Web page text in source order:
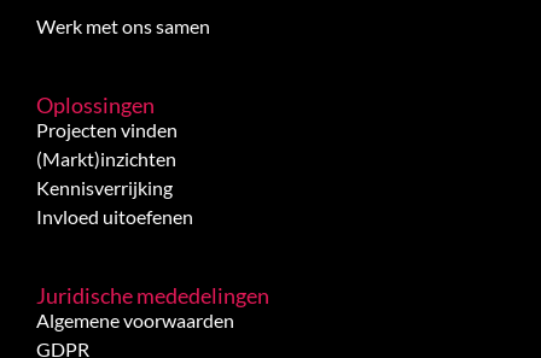
Werk met ons samen
Oplossingen
Projecten vinden
(Markt)inzichten
Kennisverrijking
Invloed uitoefenen
Juridische mededelingen
Algemene voorwaarden
GDPR